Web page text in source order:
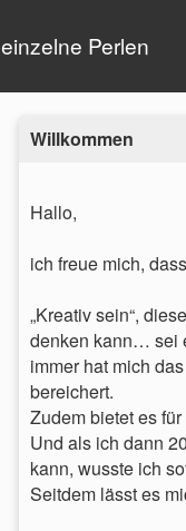
einzelne Perlen
Willkommen
Hallo,
ich freue mich,
„Kreativ sein“,
denken kann… sei
immer hat mich
bereichert.
Zudem bietet es
Und als ich dann
kann, wusste ich
Seitdem lässt es